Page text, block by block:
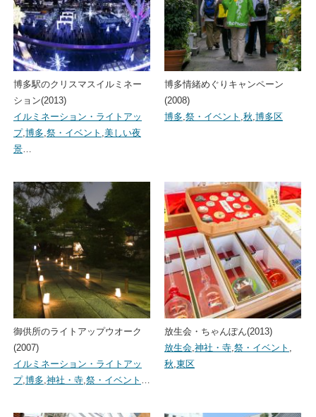
博多駅のクリスマスイルミネー
ション(2013)
イルミネーション・ライトアッ
プ,博多,祭・イベント ,美しい夜
景…
博多情緒めぐりキャンペーン
(2008)
博多,祭・イベント ,秋,博多区
御供所のライトアップウオーク
(2007)
イルミネーション・ライトアッ
プ,博多,神社・寺,祭・イベント …
放生会・ちゃんぽん(2013)
放生会,神社・寺,祭・イベント ,
秋,東区